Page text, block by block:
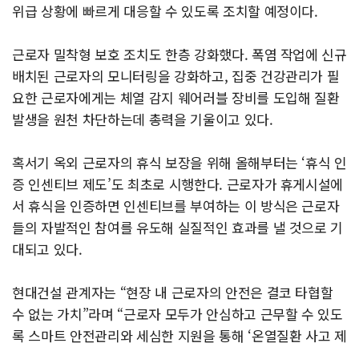
위급 상황에 빠르게 대응할 수 있도록 조치할 예정이다.
근로자 밀착형 보호 조치도 한층 강화했다. 폭염 작업에 신규
배치된 근로자의 모니터링을 강화하고, 집중 건강관리가 필
요한 근로자에게는 체열 감지 웨어러블 장비를 도입해 질환
발생을 원천 차단하는데 총력을 기울이고 있다.
혹서기 옥외 근로자의 휴식 보장을 위해 올해부터는 ‘휴식 인
증 인센티브 제도’도 최초로 시행한다. 근로자가 휴게시설에
서 휴식을 인증하면 인센티브를 부여하는 이 방식은 근로자
들의 자발적인 참여를 유도해 실질적인 효과를 낼 것으로 기
대되고 있다.
현대건설 관계자는 “현장 내 근로자의 안전은 결코 타협할
수 없는 가치”라며 “근로자 모두가 안심하고 근무할 수 있도
록 스마트 안전관리와 세심한 지원을 통해 ‘온열질환 사고 제